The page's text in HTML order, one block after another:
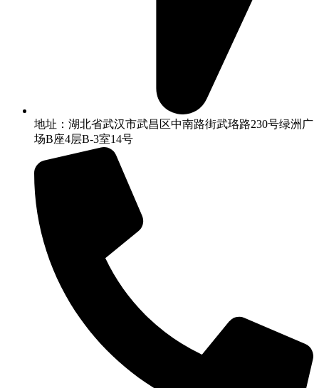
地址：湖北省武汉市武昌区中南路街武珞路230号绿洲广
场B座4层B-3室14号